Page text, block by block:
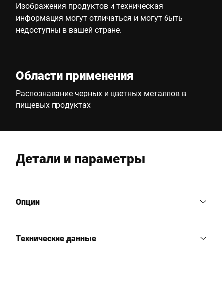
Изображения продуктов и техническая
информация могут отличаться и могут быть
недоступны в вашей стране.
Области применения
Распознавание черных и цветных металлов в
пищевых продуктах
Детали и параметры
Опции
Технические данные